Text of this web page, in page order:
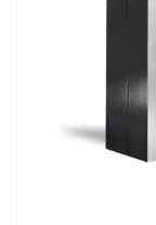
Note globale